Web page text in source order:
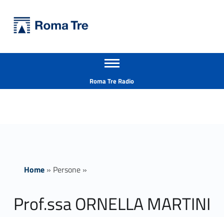
Prof.ssa ORNELLA MARTINI ricerca - Università Roma Tre
Apri il menu secondario
Roma Tre Radio
Home» Persone»
Prof.ssa ORNELLA MARTINI